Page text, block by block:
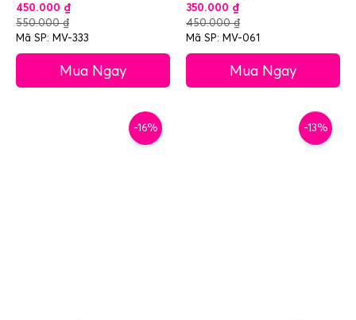
450.000 ₫
550.000₫
Mã SP: MV-333
Mua Ngay
350.000 ₫
450.000₫
Mã SP: MV-061
Mua Ngay
-16% -13%